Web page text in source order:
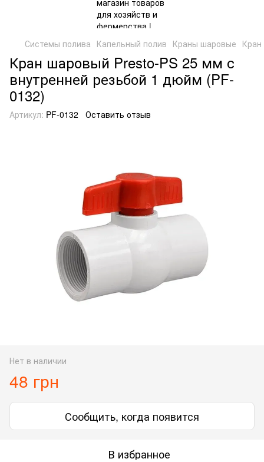
Системы полива Капельный полив Краны шаровые Кран
Кран шаровый Presto-PS 25 мм с
внутренней резьбой 1 дюйм (PF-
0132)
Артикул: PF-0132 Оставить отзыв
Нет в наличии
48 грн
Сообщить, когда появится
В избранное